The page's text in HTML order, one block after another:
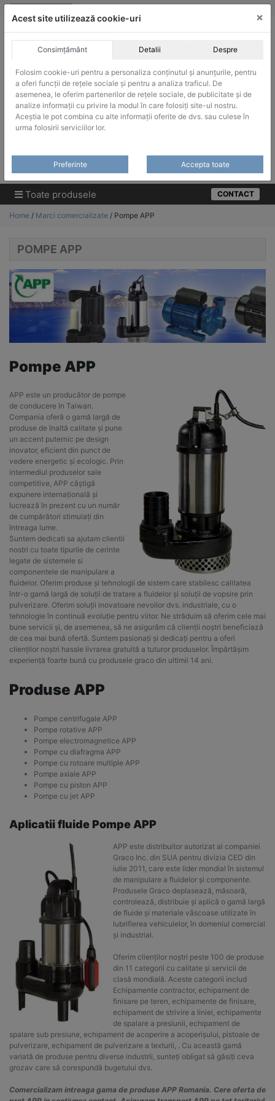
Skip
ACHIZITII PUBLICE
Produsele pot fi achizitionate si in sistemul SEAP / SICAP
Products
Toate produsele CONTACT
Home / Marci comercializate / Pompe APP
POMPE APP
Pompe APP
APP este un producător de pompe
de conducere în Taiwan.
Compania oferă o gamă largă de
produse de înaltă calitate și pune
un accent puternic pe design
inovator, eficient din punct de
vedere energetic și ecologic. Prin
intermediul produselor sale
competitive, APP câștigă
expunere internațională și
lucrează în prezent cu un număr
de cumpărători stimulați din
întreaga lume.
Suntem dedicati sa ajutam clientii
nostri cu toate tipurile de cerinte
legate de sistemele si
componentele de manipulare a
fluidelor. Oferim produse și tehnologii de sistem care stabilesc calitatea
într-o gamă largă de soluții de tratare a fluidelor și soluții de vopsire prin
pulverizare. Oferim soluții inovatoare nevoilor dvs. industriale, cu o
tehnologie în continuă evoluție pentru viitor. Ne străduim să oferim cele mai
bune servicii și, de asemenea, să ne asigurăm că clienții noștri beneficiază
de cea mai bună ofertă. Suntem pasionați și dedicați pentru a oferi
clienților noștri hassle livrarea gratuită a tuturor produselor. Împărtășim
experiență foarte bună cu produsele graco din ultimii 14 ani.
Produse APP
Pompe centrifugale APP
Pompe rotative APP
Pompe electromagnetice APP
Pompe cu diafragma APP
Pompe cu rotoare multiple APP
Pompe axiale APP
Pompe cu piston APP
Pompe cu jet APP
Aplicatii fluide Pompe APP
APP este distribuitor autorizat al companiei
Graco Inc. din SUA pentru divizia CED din
iulie 2011, care este lider mondial în sistemul
de manipulare a fluidelor și componente.
Produsele Graco deplasează, măsoară,
controlează, distribuie și aplică o gamă largă
de fluide și materiale vâscoase utilizate în
lubrifierea vehiculelor, în domeniul comercial
și industrial.
Oferim clienților noștri peste 100 de produse
din 11 categorii cu calitate și servicii de
clasă mondială. Aceste categorii includ
Echipamente contractor, echipament de
finisare pe teren, echipamente de finisare,
echipament de strivire a liniei, echipamente
de spalare a presiunii, echipament de
spalare sub presiune, echipament de acoperire a acoperișului, pistoale de
pulverizare, echipament de pulverizare a texturii, . Cu această gamă
variată de produse pentru diverse industrii, sunteți obligat să găsiți ceva
grozav care să corespundă bugetului dvs.
Comercializam intreaga gama de produse APP Romania. Cere oferta de
Acest site utilizează cookie-uri ×
Consimțământ Detalii Despre
Folosim cookie-uri pentru a personaliza conținutul și anunțurile, pentru
a oferi funcții de rețele sociale și pentru a analiza traficul. De
asemenea, le oferim partenerilor de rețele sociale, de publicitate și de
analize informații cu privire la modul în care folosiți site-ul nostru.
Aceștia le pot combina cu alte informații oferite de dvs. sau culese în
urma folosirii serviciilor lor.
Preferinte Accepta toate